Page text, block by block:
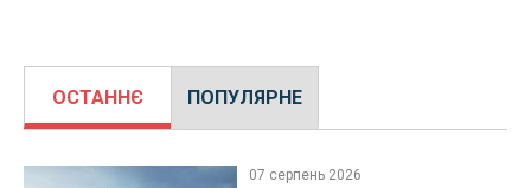
ОСТАННЄ ПОПУЛЯРНЕ
07 серпень 2026